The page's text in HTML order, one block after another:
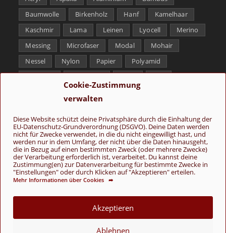
Cookie-Zustimmung
verwalten
Diese Website schützt deine Privatsphäre durch die Einhaltung der
EU-Datenschutz-Grundverordnung (DSGVO). Deine Daten werden
nicht für Zwecke verwendet, in die du nicht eingewilligt hast, und
werden nur in dem Umfang, der nicht über die Daten hinausgeht,
die in Bezug auf einen bestimmten Zweck (oder mehrere Zwecke)
der Verarbeitung erforderlich ist, verarbeitet. Du kannst deine
Zustimmung(en) zur Datenverarbeitung für bestimmte Zwecke in
"Einstellungen" oder durch Klicken auf "Akzeptieren" erteilen.
Mehr Informationen über Cookies ➦
Akzeptieren
Ablehnen
Baumwolle
Birkenholz Hanf
Kamelhaar
Kaschmir
Lama Leinen Lyocell
Merino
Messing
Microfaser Modal
Mohair
Nessel
Nylon Papier
Polyamid
Folge uns
Über uns
Cookie-Richtlinie (EU)
© Copyright 2026 - Wolle & Schönes